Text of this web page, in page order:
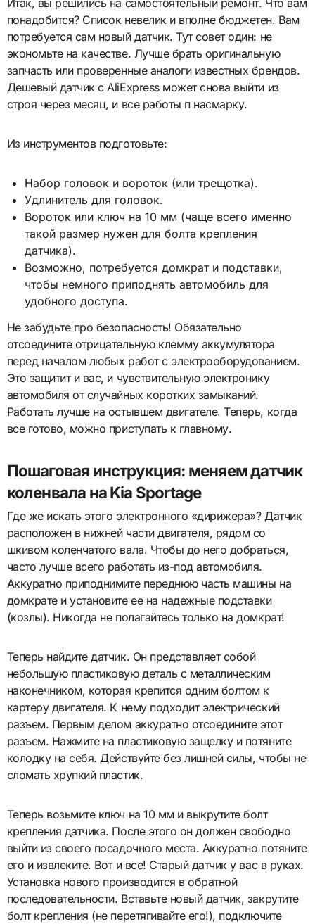
Итак, вы решились на самостоятельный ремонт. Что вам
понадобится? Список невелик и вполне бюджетен. Вам
потребуется сам новый датчик. Тут совет один: не
экономьте на качестве. Лучше брать оригинальную
запчасть или проверенные аналоги известных брендов.
Дешевый датчик с AliExpress может снова выйти из
строя через месяц, и все работы п насмарку.
Из инструментов подготовьте:
Набор головок и вороток (или трещотка).
Удлинитель для головок.
Вороток или ключ на 10 мм (чаще всего именно
такой размер нужен для болта крепления
датчика).
Возможно, потребуется домкрат и подставки,
чтобы немного приподнять автомобиль для
удобного доступа.
Не забудьте про безопасность! Обязательно
отсоедините отрицательную клемму аккумулятора
перед началом любых работ с электрооборудованием.
Это защитит и вас, и чувствительную электронику
автомобиля от случайных коротких замыканий.
Работать лучше на остывшем двигателе. Теперь, когда
все готово, можно приступать к главному.
Пошаговая инструкция: меняем датчик
коленвала на Kia Sportage
Где же искать этого электронного «дирижера»? Датчик
расположен в нижней части двигателя, рядом со
шкивом коленчатого вала. Чтобы до него добраться,
часто лучше всего работать из-под автомобиля.
Аккуратно приподнимите переднюю часть машины на
домкрате и установите ее на надежные подставки
(козлы). Никогда не полагайтесь только на домкрат!
Теперь найдите датчик. Он представляет собой
небольшую пластиковую деталь с металлическим
наконечником, которая крепится одним болтом к
картеру двигателя. К нему подходит электрический
разъем. Первым делом аккуратно отсоедините этот
разъем. Нажмите на пластиковую защелку и потяните
колодку на себя. Действуйте без лишней силы, чтобы не
сломать хрупкий пластик.
Теперь возьмите ключ на 10 мм и выкрутите болт
крепления датчика. После этого он должен свободно
выйти из своего посадочного места. Аккуратно потяните
его и извлеките. Вот и все! Старый датчик у вас в руках.
Установка нового производится в обратной
последовательности. Вставьте новый датчик, закрутите
болт крепления (не перетягивайте его!), подключите